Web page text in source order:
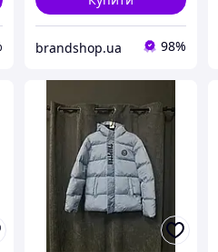
brandshop.ua 98%